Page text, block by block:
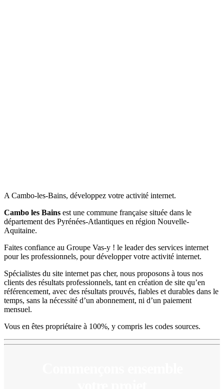
A Cambo-les-Bains, développez votre activité internet.
Cambo les Bains est une commune française située dans le
département des Pyrénées-Atlantiques en région Nouvelle-
Aquitaine.
Faites confiance au Groupe Vas-y ! le leader des services internet
pour les professionnels, pour développer votre activité internet.
Spécialistes du site internet pas cher, nous proposons à tous nos
clients des résultats professionnels, tant en création de site qu’en
référencement, avec des résultats prouvés, fiables et durables dans le
temps, sans la nécessité d’un abonnement, ni d’un paiement
mensuel.
Vous en êtes propriétaire à 100%, y compris les codes sources.